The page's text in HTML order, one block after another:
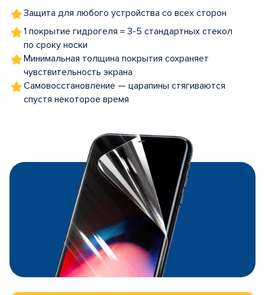
Защита для любого устройства со всех сторон
1 покрытие гидрогеля = 3-5 стандартных стекол
по сроку носки
Минимальная толщина покрытия сохраняет
чувствительность экрана
Самовосстановление — царапины стягиваются
спустя некоторое время